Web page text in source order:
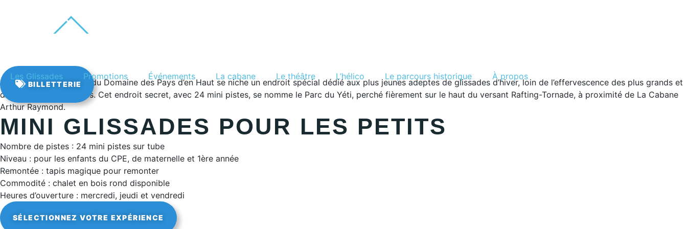
EN
BILLETTERIE
Les Glissades Promotions Événements La cabane Le théâtre L’hélico Le parcours historique À propos
Au cœur des Glissades du Domaine des Pays d’en Haut se niche un endroit spécial dédié aux plus jeunes adeptes de glissades d’hiver, loin de l’effervescence des plus grands et
des pistes vertigineuses. Cet endroit secret, avec 24 mini pistes, se nomme le Parc du Yéti, perché fièrement sur le haut du versant Rafting-Tornade, à proximité de La Cabane
Arthur Raymond.
MINI GLISSADES POUR LES PETITS
Nombre de pistes : 24 mini pistes sur tube
Niveau : pour les enfants du CPE, de maternelle et 1ère année
Remontée : tapis magique pour remonter
Commodité : chalet en bois rond disponible
Heures d’ouverture : mercredi, jeudi et vendredi
SÉLECTIONNEZ VOTRE EXPÉRIENCE